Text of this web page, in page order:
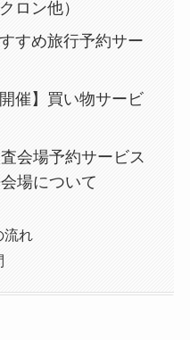
ロン他）
すめ旅行予約サー
催】買い物サービ
会場予約サービス
場について
流れ